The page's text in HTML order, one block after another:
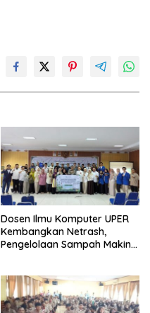
Dosen Ilmu Komputer UPER
Kembangkan Netrash,
Pengelolaan Sampah Makin